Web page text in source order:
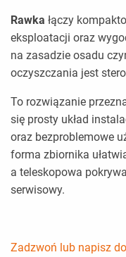
Rawka łączy
eksploatacji oraz
na zasadzie osadu
oczyszczania jest
To rozwiązanie
się prosty układ
oraz bezproblemowe
forma zbiornika
a teleskopowa
serwisowy.
Zadzwoń lub napisz